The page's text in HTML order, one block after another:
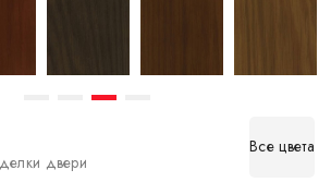
двери
Все цвета